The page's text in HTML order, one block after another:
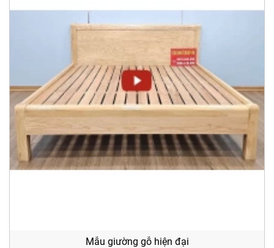
Mẫu giường gỗ hiện đại